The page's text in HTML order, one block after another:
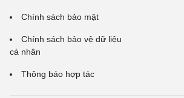
Chính sách bảo mật
Chính sách bảo vệ dữ liệu
cá nhân
Thông báo hợp tác